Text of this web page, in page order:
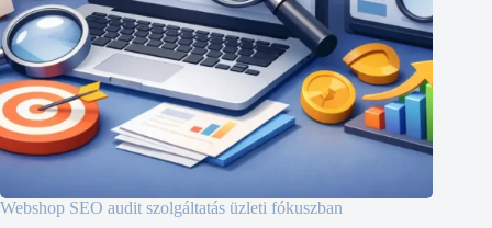
Webshop SEO audit szolgáltatás üzleti fókuszban